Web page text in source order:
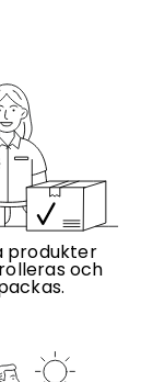
produkter
och